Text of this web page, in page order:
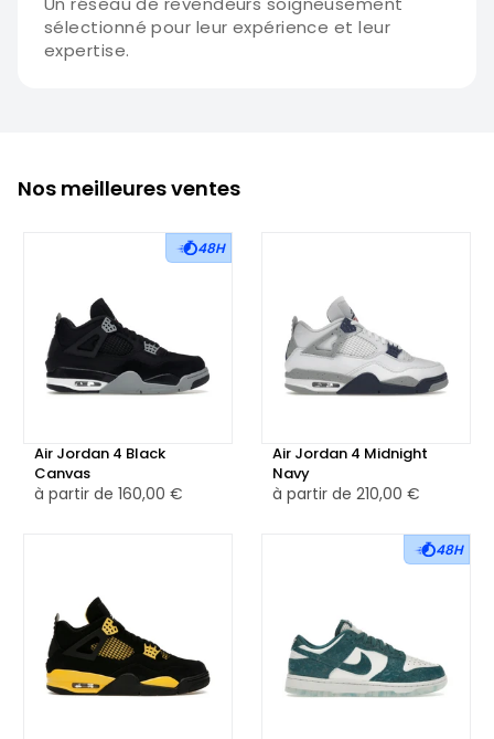
sélectionné pour leur expérience et leur
expertise.
Nos meilleures ventes
48H
Air Jordan 4 Black
Canvas
à partir de 160,00 €
Air Jordan 4 Midnight
Navy
à partir de 210,00 €
48H